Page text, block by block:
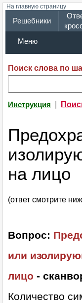
На главную страницу
Решебники
Меню
Поиск слова по
Инструкция
на лицо
(ответ смотрите
Вопрос:
или
лицо -
Количество